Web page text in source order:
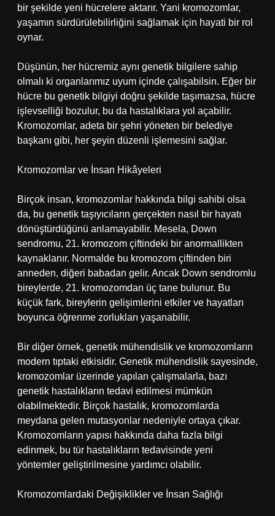
bir şekilde yeni hücrelere aktarır. Yani kromozomlar,
yaşamın sürdürülebilirliğini sağlamak için hayati bir rol
oynar.
Düşünün, her hücremiz aynı genetik bilgilere sahip
olmalı ki organlarımız uyum içinde çalışabilsin. Eğer bir
hücre bu genetik bilgiyi doğru şekilde taşımazsa, hücre
işlevselliği bozulur, bu da hastalıklara yol açabilir.
Kromozomlar, adeta bir şehri yöneten bir belediye
başkanı gibi, her şeyin düzenli işlemesini sağlar.
Kromozomlar ve İnsan Hikâyeleri
Birçok insan, kromozomlar hakkında bilgi sahibi olsa
da, bu genetik taşıyıcıların gerçekten nasıl bir hayatı
dönüştürdüğünü anlamayabilir. Mesela, Down
sendromu, 21. kromozom çiftindeki bir anormallikten
kaynaklanır. Normalde bu kromozom çiftinden biri
anneden, diğeri babadan gelir. Ancak Down sendromlu
bireylerde, 21. kromozomdan üç tane bulunur. Bu
küçük fark, bireylerin gelişimlerini etkiler ve hayatları
boyunca öğrenme zorlukları yaşanabilir.
Bir diğer örnek, genetik mühendislik ve kromozomların
modern tıptaki etkisidir. Genetik mühendislik sayesinde,
kromozomlar üzerinde yapılan çalışmalarla, bazı
genetik hastalıkların tedavi edilmesi mümkün
olabilmektedir. Birçok hastalık, kromozomlarda
meydana gelen mutasyonlar nedeniyle ortaya çıkar.
Kromozomların yapısı hakkında daha fazla bilgi
edinmek, bu tür hastalıkların tedavisinde yeni
yöntemler geliştirilmesine yardımcı olabilir.
Kromozomlardaki Değişiklikler ve İnsan Sağlığı